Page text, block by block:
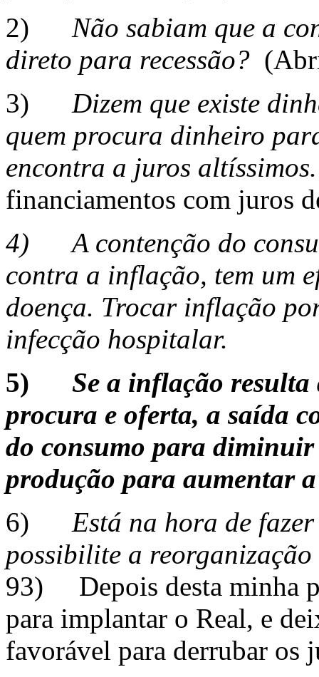
2) Não sabiam que a
direto para recessão?
3) Dizem que existe
quem procura dinheiro
encontra a juros altíssimos.
financiamentos com juros
4) A contenção do
contra a inflação, tem um
doença. Trocar inflação
infecção hospitalar.
5) Se a inflação
procura e oferta, a saída
do consumo para
produção para aumentar
6) Está na hora de
possibilite a
93) Depois desta minha
para implantar o Real, e
favorável para derrubar os